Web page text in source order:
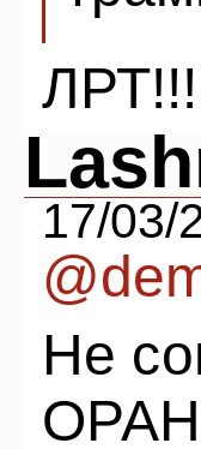
17/03/
Не